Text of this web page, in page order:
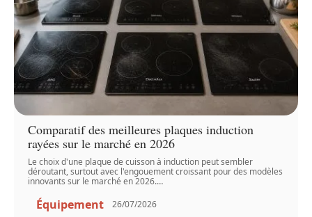
Comparatif des meilleures plaques induction
rayées sur le marché en 2026
Le choix d'une plaque de cuisson à induction peut sembler
déroutant, surtout avec l'engouement croissant pour des modèles
innovants sur le marché en 2026.…
Équipement 26/07/2026